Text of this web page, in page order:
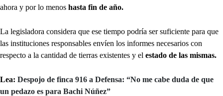
ahora y por lo menos hasta fin de año.
La legisladora considera que ese tiempo podría ser suficiente para que
las instituciones responsables envíen los informes necesarios con
respecto a la cantidad de tierras existentes y el estado de las mismas.
Lea: Despojo de finca 916 a Defensa: “No me cabe duda de que
un pedazo es para Bachi Núñez”